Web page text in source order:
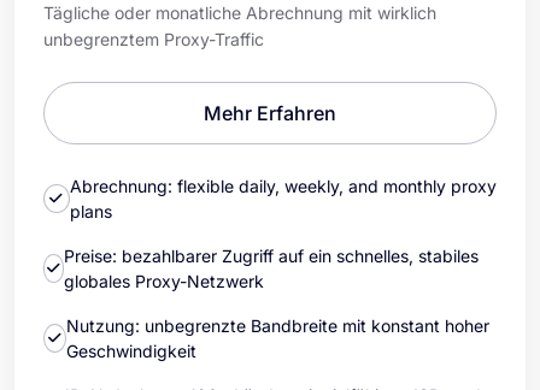
Tägliche oder monatliche Abrechnung mit wirklich
unbegrenztem Proxy-Traffic
Mehr Erfahren
Abrechnung: flexible daily, weekly, and monthly proxy
plans
Preise: bezahlbarer Zugriff auf ein schnelles, stabiles
globales Proxy-Netzwerk
Nutzung: unbegrenzte Bandbreite mit konstant hoher
Geschwindigkeit